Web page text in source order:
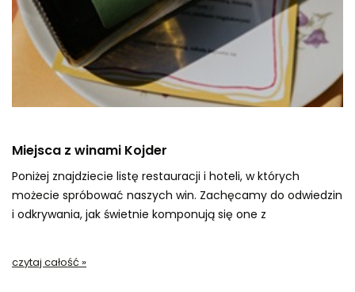
Miejsca z winami Kojder
Poniżej znajdziecie listę restauracji i hoteli, w których
możecie spróbować naszych win. Zachęcamy do odwiedzin
i odkrywania, jak świetnie komponują się one z
czytaj całość »